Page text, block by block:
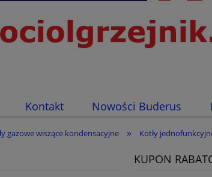
Kontakt Nowości Buderus
gazowe wiszące kondensacyjne » Kotły
KUPON